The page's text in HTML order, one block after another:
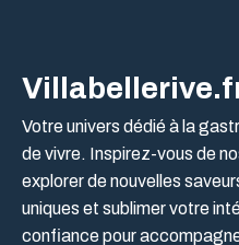
Votre univers dédié à la
de vivre. Inspirez-vous de
explorer de nouvelles
uniques et sublimer votre
confiance pour